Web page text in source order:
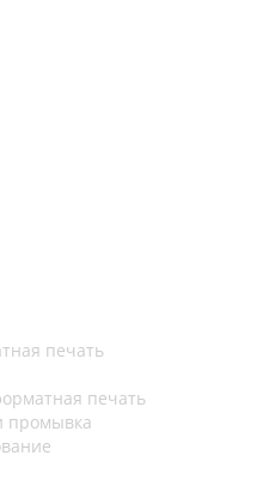
печать
печать
промывка